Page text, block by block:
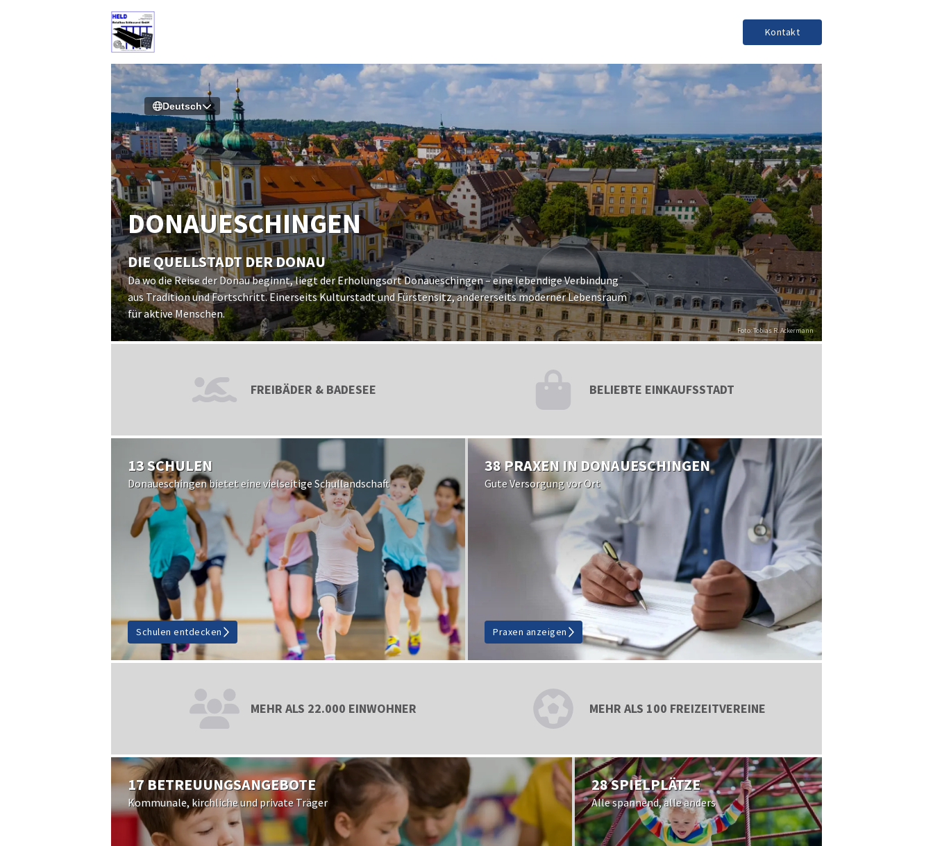
Kontakt
Deutsch
DONAUESCH­INGEN
DIE QUELLSTADT DER DONAU
Da wo die Reise der Donau beginnt, liegt der Erholungsort Donaueschingen – eine lebendige Verbindung
aus Tradition und Fortschritt. Einerseits Kulturstadt und Fürstensitz, andererseits moderner Lebensraum
für aktive Menschen.
Foto: Tobias R. Ackermann
FREIBÄDER & BADESEE BELIEBTE EINKAUFSSTADT
13 SCHULEN
Donaueschingen bietet eine vielseitige Schullandschaft
Schulen entdecken
38 PRAXEN IN DONAUESCHINGEN
Gute Versorgung vor Ort
Praxen anzeigen
MEHR ALS 22.000 EINWOHNER MEHR ALS 100 FREIZEITVEREINE
17 BETREUUNGSANGEBOTE
Kommunale, kirchliche und private Träger
28 SPIELPLÄTZE
Alle spannend, alle anders